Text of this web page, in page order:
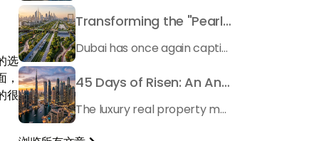
选
很
Transforming the "Pearl of the World": 5 Key Projects Shaping Dubai's Future in 2026
Dubai has once again captivated a worldwide target audience with several groundbreaking mega-works that redefine the boundaries of engineering, sustainability and urban living. As we progress to May 2026, these ventures are evolving from bold ideas into concrete realities, cementing Dubai’s role as a worldwide leader in innovation and smart metropolitan development. From the depths of the ocean to the heights of the skyline, here's a complete examination of 5 massive projects that could currently make the emirate work again.
45 Days of Risen: An Analysis of Dubai’s Remarkable Growth in Ultra-Luxury Real Estate
The luxury real property market in Dubai is experiencing a remarkable upward push, strengthening its position as the leading worldwide hub for high-internet value investors. By the end of April 2026, the market has proven formidable resilience and growth, fueled by a blend of world-class infrastructure, strategic financial policies and a remarkable way of life worldwide Presented below is a complete analysis of the contemporary state of the ultra-luxury sector in Dubai, and the number one factors contributing to this historic momentum.